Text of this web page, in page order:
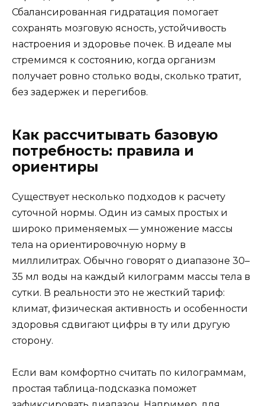
Сбалансированная гидратация помогает
сохранять мозговую ясность, устойчивость
настроения и здоровье почек. В идеале мы
стремимся к состоянию, когда организм
получает ровно столько воды, сколько тратит,
без задержек и перегибов.
Как рассчитывать базовую
потребность: правила и
ориентиры
Существует несколько подходов к расчету
суточной нормы. Один из самых простых и
широко применяемых — умножение массы
тела на ориентировочную норму в
миллилитрах. Обычно говорят о диапазоне 30–
35 мл воды на каждый килограмм массы тела в
сутки. В реальности это не жесткий тариф:
климат, физическая активность и особенности
здоровья сдвигают цифры в ту или другую
сторону.
Если вам комфортно считать по килограммам,
простая таблица-подсказка поможет